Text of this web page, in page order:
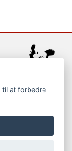
til at forbedre